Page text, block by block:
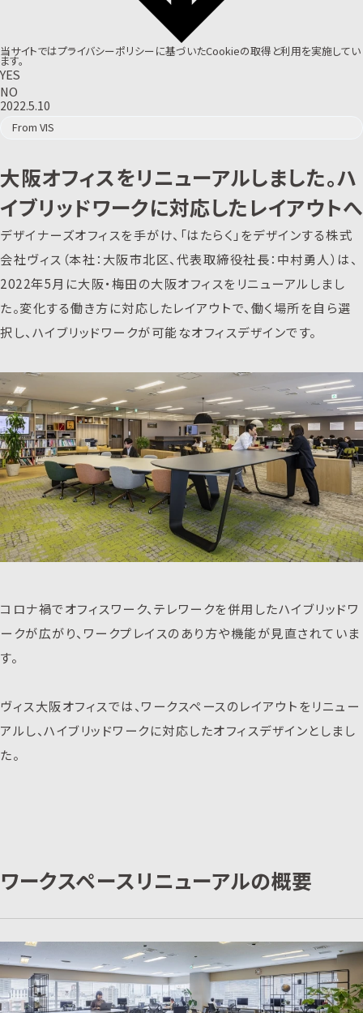
当サイトではプライバシーポリシーに基づいたCookieの取得と利用を実施してい
ます。
YES
NO
2022.5.10
From VIS
大阪オフィスをリニューアルしました。ハ
イブリッドワークに対応したレイアウトへ
デザイナーズオフィスを手がけ、「はたらく」をデザインする株式
会社ヴィス（本社：大阪市北区、代表取締役社長：中村勇人）は、
2022年5月に大阪・梅田の大阪オフィスをリニューアルしまし
た。変化する働き方に対応したレイアウトで、働く場所を自ら選
択し、ハイブリッドワークが可能なオフィスデザインです。
コロナ禍でオフィスワーク、テレワークを併用したハイブリッドワ
ークが広がり、ワークプレイスのあり方や機能が見直されていま
す。
ヴィス大阪オフィスでは、ワークスペースのレイアウトをリニュー
アルし、ハイブリッドワークに対応したオフィスデザインとしまし
た。
ワークスペースリニューアルの概要